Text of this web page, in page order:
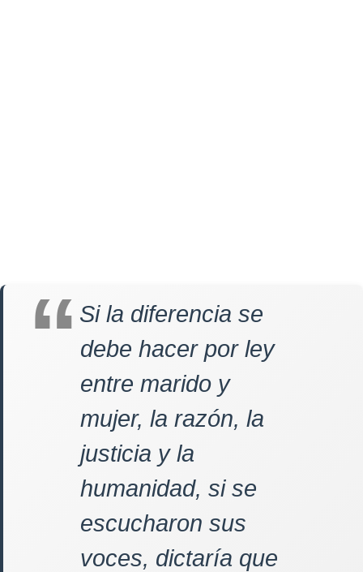
Si la diferencia se
debe hacer por ley
entre marido y
mujer, la razón, la
justicia y la
humanidad, si se
escucharon sus
voces, dictaría que